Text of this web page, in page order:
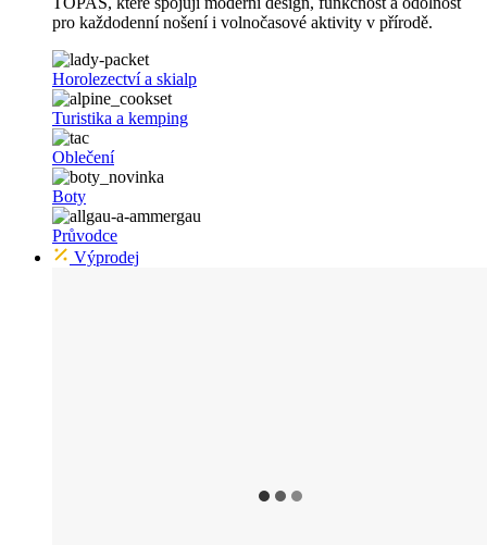
pro každodenní nošení i volnočasové aktivity v přírodě.
Horolezectví a skialp
Turistika a kemping
Oblečení
Boty
Průvodce
Výprodej